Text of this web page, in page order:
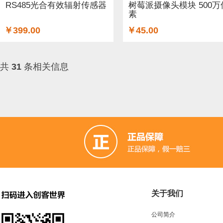
RS485光合有效辐射传感器
￥399.00
树莓派摄像头模块 500万
素
￥45.00
共 31 条相关信息
关于我们
公司简介